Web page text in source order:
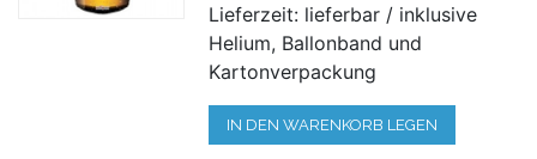
Lieferzeit: lieferbar / inklusive
Helium, Ballonband und
Kartonverpackung
IN DEN WARENKORB LEGEN